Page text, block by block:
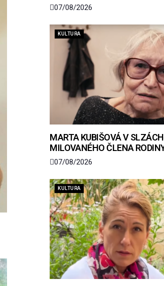
07/08/2026
KULTURA
MARTA KUBIŠOVÁ V
MILOVANÉHO ČLENA
07/08/2026
KULTURA